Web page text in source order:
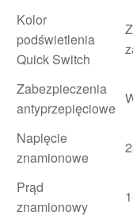
Kolor
podświetlenia
Quick Switch
Zabezpieczenia
antyprzepięciowe
Napięcie
znamionowe
Prąd
znamionowy